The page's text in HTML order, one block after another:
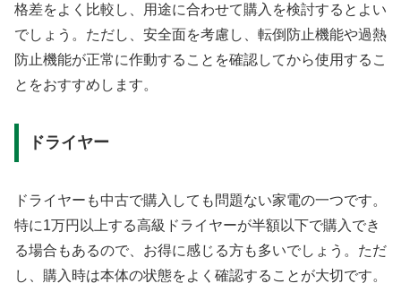
格差をよく比較し、用途に合わせて購入を検討するとよい
でしょう。ただし、安全面を考慮し、転倒防止機能や過熱
防止機能が正常に作動することを確認してから使用するこ
とをおすすめします。
ドライヤー
ドライヤーも中古で購入しても問題ない家電の一つです。
特に1万円以上する高級ドライヤーが半額以下で購入でき
る場合もあるので、お得に感じる方も多いでしょう。ただ
し、購入時は本体の状態をよく確認することが大切です。